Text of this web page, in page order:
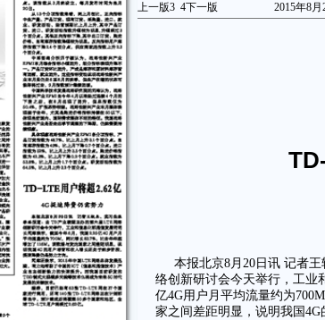
上一版3 4下一版 2015年8
本报北京8月20日讯 记者
络创新研讨会今天举行，工业
亿4G用户月平均流量约为
家之间差距明显，说明我国